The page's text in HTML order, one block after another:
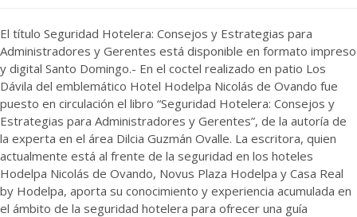
El título Seguridad Hotelera: Consejos y Estrategias para
Administradores y Gerentes está disponible en formato impreso
y digital Santo Domingo.- En el coctel realizado en patio Los
Dávila del emblemático Hotel Hodelpa Nicolás de Ovando fue
puesto en circulación el libro “Seguridad Hotelera: Consejos y
Estrategias para Administradores y Gerentes”, de la autoría de
la experta en el área Dilcia Guzmán Ovalle. La escritora, quien
actualmente está al frente de la seguridad en los hoteles
Hodelpa Nicolás de Ovando, Novus Plaza Hodelpa y Casa Real
by Hodelpa, aporta su conocimiento y experiencia acumulada en
el ámbito de la seguridad hotelera para ofrecer una guía